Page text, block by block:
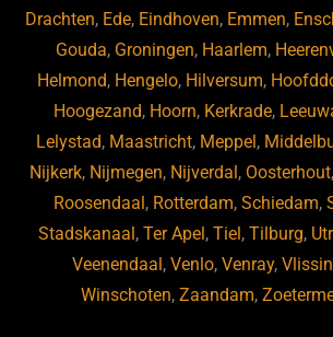
Drachten, Ede, Eindhoven, Emmen,
Gouda, Groningen, Haarlem,
Helmond, Hengelo, Hilversum,
Hoogezand, Hoorn, Kerkrade,
Lelystad, Maastricht, Meppel,
Nijkerk, Nijmegen, Nijverdal, Oosterhout,
Roosendaal, Rotterdam, Schiedam,
Stadskanaal,Ter Apel,Tiel,Tilburg,
Veenendaal,Venlo,Venray,
Winschoten,Zaandam,